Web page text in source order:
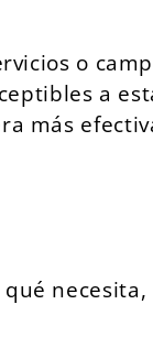
o
a
más
necesita,